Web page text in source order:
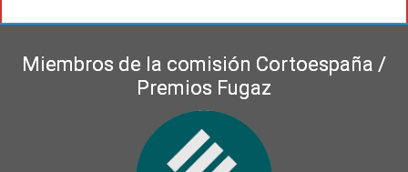
Miembros de la comisión Cortoespaña /
Premios Fugaz